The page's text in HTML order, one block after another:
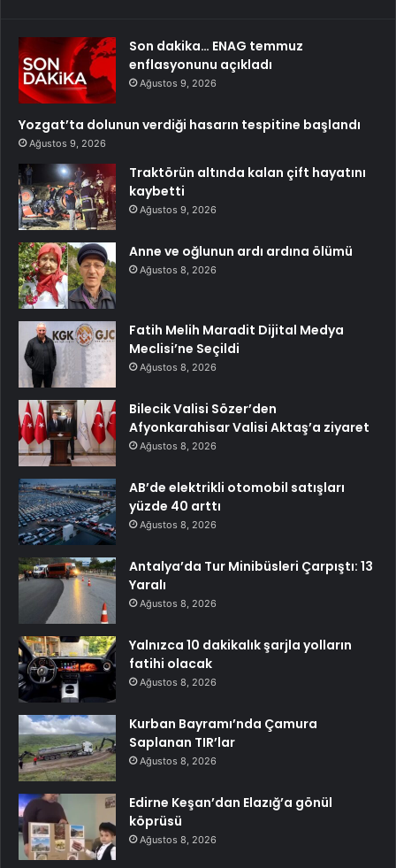
Son dakika… ENAG temmuz
enflasyonunu açıkladı
Ağustos 9, 2026
Yozgat’ta dolunun verdiği hasarın tespitine başlandı
Ağustos 9, 2026
Traktörün altında kalan çift hayatını
kaybetti
Ağustos 9, 2026
Anne ve oğlunun ardı ardına ölümü
Ağustos 8, 2026
Fatih Melih Maradit Dijital Medya
Meclisi’ne Seçildi
Ağustos 8, 2026
Bilecik Valisi Sözer’den
Afyonkarahisar Valisi Aktaş’a ziyaret
Ağustos 8, 2026
AB’de elektrikli otomobil satışları
yüzde 40 arttı
Ağustos 8, 2026
Antalya’da Tur Minibüsleri Çarpıştı: 13
Yaralı
Ağustos 8, 2026
Yalnızca 10 dakikalık şarjla yolların
fatihi olacak
Ağustos 8, 2026
Kurban Bayramı’nda Çamura
Saplanan TIR’lar
Ağustos 8, 2026
Edirne Keşan’dan Elazığ’a gönül
köprüsü
Ağustos 8, 2026